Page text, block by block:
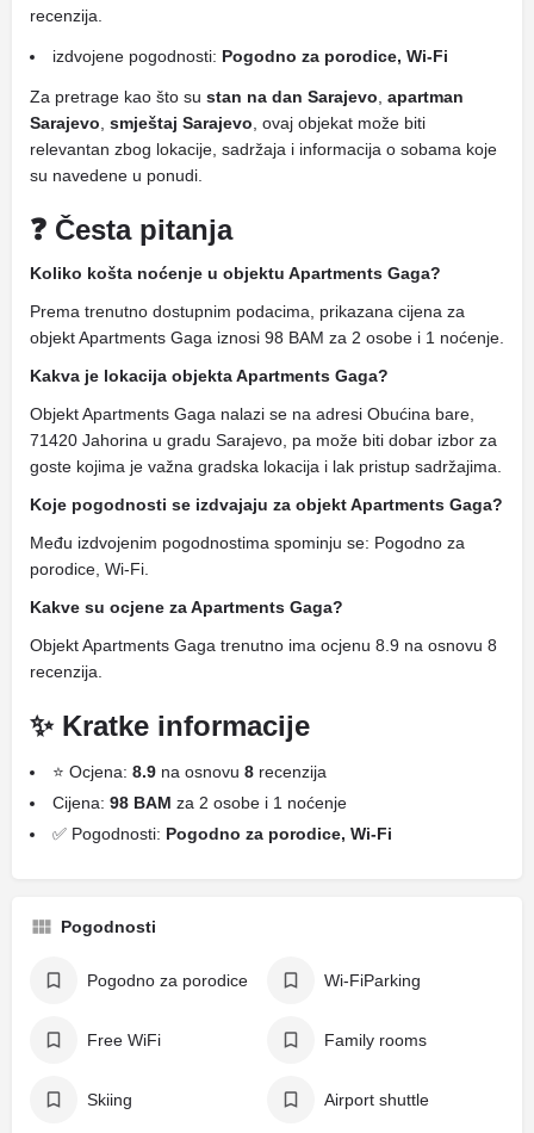
recenzija.
izdvojene pogodnosti: Pogodno za porodice, Wi-Fi
Za pretrage kao što su stan na dan Sarajevo apartman
Sarajevo smještaj Sarajevo , ovaj objekat može biti
relevantan zbog lokacije, sadržaja i informacija o sobama koje
su navedene u ponudi.
❓ Česta pitanja
Koliko košta noćenje u objektu Apartments Gaga?
Prema trenutno dostupnim podacima, prikazana cijena za
objekt Apartments Gaga iznosi 98 BAM za 2 osobe i 1 noćenje.
Kakva je lokacija objekta Apartments Gaga?
Objekt Apartments Gaga nalazi se na adresi Obućina bare,
71420 Jahorina u gradu Sarajevo, pa može biti dobar izbor za
goste kojima je važna gradska lokacija i lak pristup sadržajima.
Koje pogodnosti se izdvajaju za objekt Apartments Gaga?
Među izdvojenim pogodnostima spominju se: Pogodno za
porodice, Wi-Fi.
Kakve su ocjene za Apartments Gaga?
Objekt Apartments Gaga trenutno ima ocjenu 8.9 na osnovu 8
recenzija.
✨ Kratke informacije
⭐ Ocjena: 8.9 na osnovu 8 recenzija
Cijena: 98 BAM za 2 osobe i 1 noćenje
✅ Pogodnosti: Pogodno za porodice, Wi-Fi
Pogodnosti
Pogodno za porodice Wi-FiParking
Free WiFi Family rooms
Skiing Airport shuttle